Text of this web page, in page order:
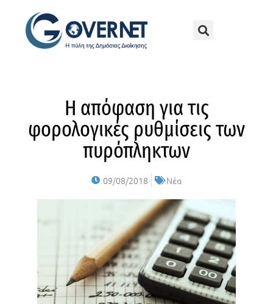
Η απόφαση για τις
φορολογικές ρυθμίσεις των
πυρόπληκτων
09/08/2018 Νέα